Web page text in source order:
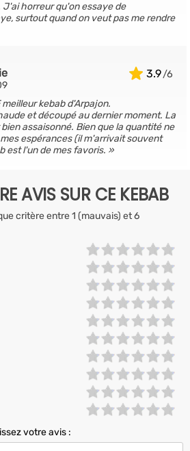
J'ai horreur qu'on essaye de
surtout quand on veut pas me rendre
3.9
kebab d'Arpajon.
et découpé au dernier moment. La
assaisonné. Bien que la quantité ne
espérances (il m'arrivait souvent
est l'un de mes favoris.
AVIS SUR CE KEBAB
critère entre 1 (mauvais) et 6
votre avis :